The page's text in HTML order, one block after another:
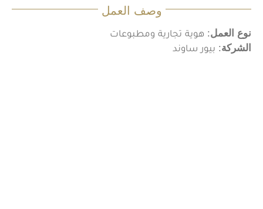
وصف العمل
نوع العمل: هوية تجارية ومطبوعات
الشركة: بيور ساوند